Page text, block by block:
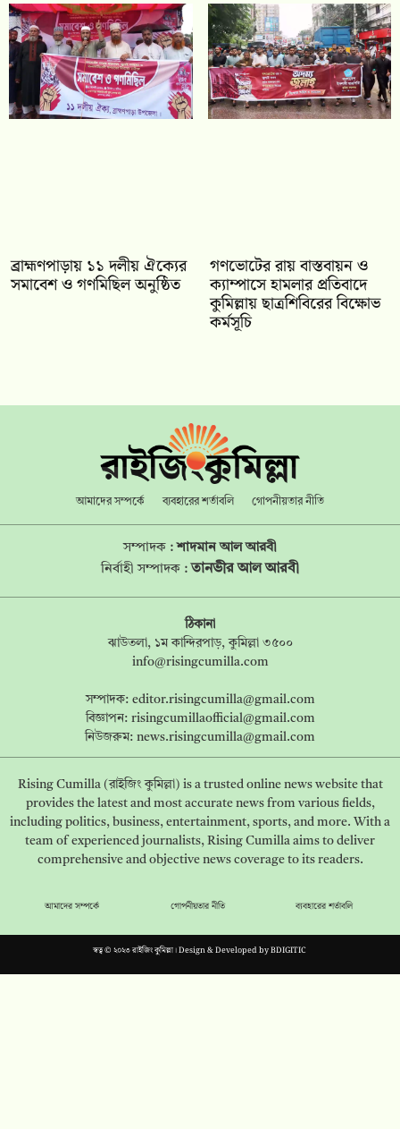
‎ব্রাহ্মণপাড়ায় ১১ দলীয় ঐক্যের
সমাবেশ ও গণমিছিল অনুষ্ঠিত
গণভোটের রায় বাস্তবায়ন ও
ক্যাম্পাসে হামলার প্রতিবাদে
কুমিল্লায় ছাত্রশিবিরের বিক্ষোভ
কর্মসূচি
আমাদের সম্পর্কে ব্যবহারের শর্তাবলি গোপনীয়তার নীতি
সম্পাদক :শাদমান আল আরবী
নির্বাহী সম্পাদক : তানভীর আল আরবী
ঠিকানা
ঝাউতলা, ১ম কান্দিরপাড়, কুমিল্লা ৩৫০০
info@risingcumilla.com
সম্পাদক: editor.risingcumilla@gmail.com
বিজ্ঞাপন: risingcumillaofficial@gmail.com
নিউজরুম: news.risingcumilla@gmail.com
Rising Cumilla (রাইজিং কুমিল্লা) is a trusted online news website that
provides the latest and most accurate news from various fields,
including politics, business, entertainment, sports, and more. With a
team of experienced journalists, Rising Cumilla aims to deliver
comprehensive and objective news coverage to its readers.
আমাদের সম্পর্কে গোপনীয়তার নীতি ব্যবহারের শর্তাবলি
স্বত্ব © ২০২৩ রাইজিং কুমিল্লা। Design & Developed byBDIGITIC